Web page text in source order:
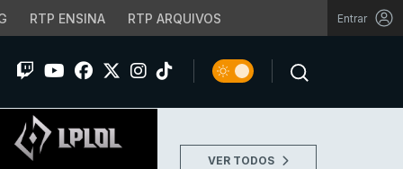
RTP ENSINA RTP ARQUIVOS Entrar
VER TODOS